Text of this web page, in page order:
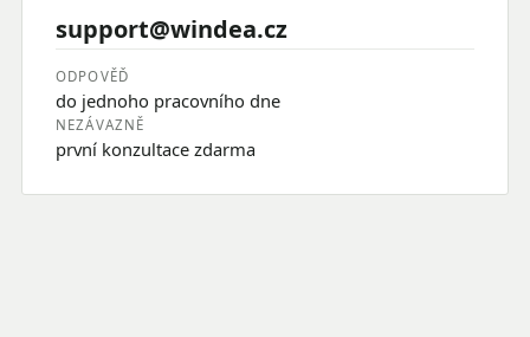
support@windea.cz
ODPOVĚĎ
do jednoho pracovního dne
NEZÁVAZNĚ
první konzultace zdarma